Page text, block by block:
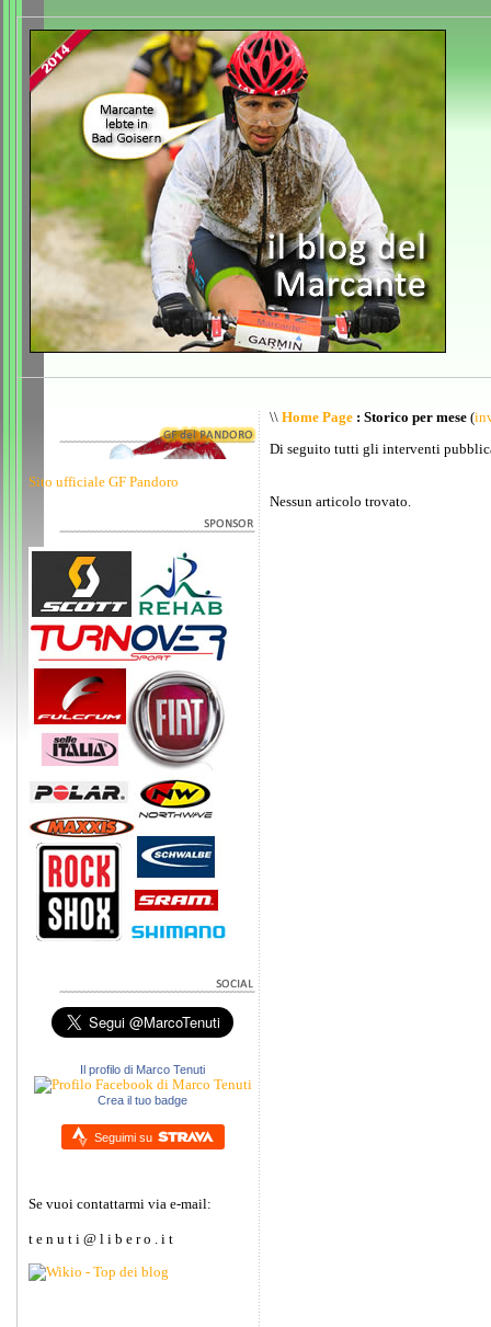
Sito ufficiale GF Pandoro
Il profilo di Marco Tenuti
Crea il tuo badge
Seguimi su
Se vuoi contattarmi via e-mail:
t e n u t i @ l i b e r o . i t
\\ Home Page : Storico per mese (
Di seguito tutti gli interventi
Nessun articolo trovato.